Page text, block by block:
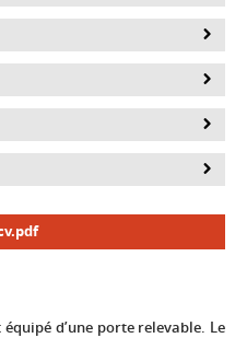
d’une porte relevable. Le